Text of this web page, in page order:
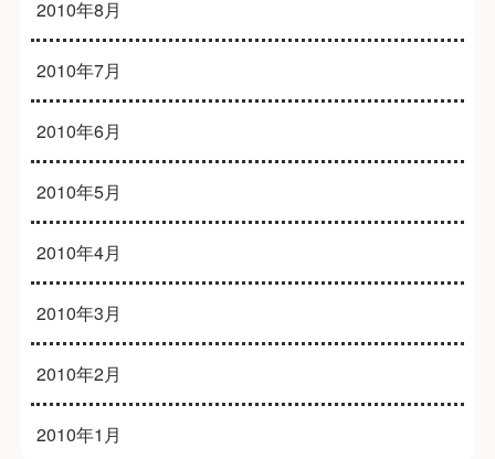
2010年8月
2010年7月
2010年6月
2010年5月
2010年4月
2010年3月
2010年2月
2010年1月